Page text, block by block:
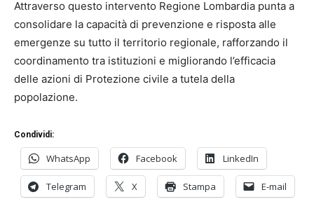
Attraverso questo intervento Regione Lombardia punta a
consolidare la capacità di prevenzione e risposta alle
emergenze su tutto il territorio regionale, rafforzando il
coordinamento tra istituzioni e migliorando l’efficacia
delle azioni di Protezione civile a tutela della
popolazione.
Condividi:
WhatsApp Facebook LinkedIn
Telegram X Stampa E-mail